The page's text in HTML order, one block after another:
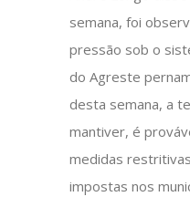
semana, foi
pressão sob o
do Agreste
desta semana, a
mantiver, é
medidas
impostas nos